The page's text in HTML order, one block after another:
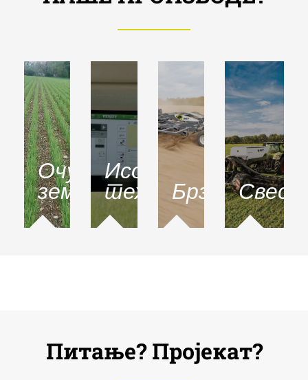
Очување
земљишта
Исобус
технологија
Брзина
Питање? Пројекат?